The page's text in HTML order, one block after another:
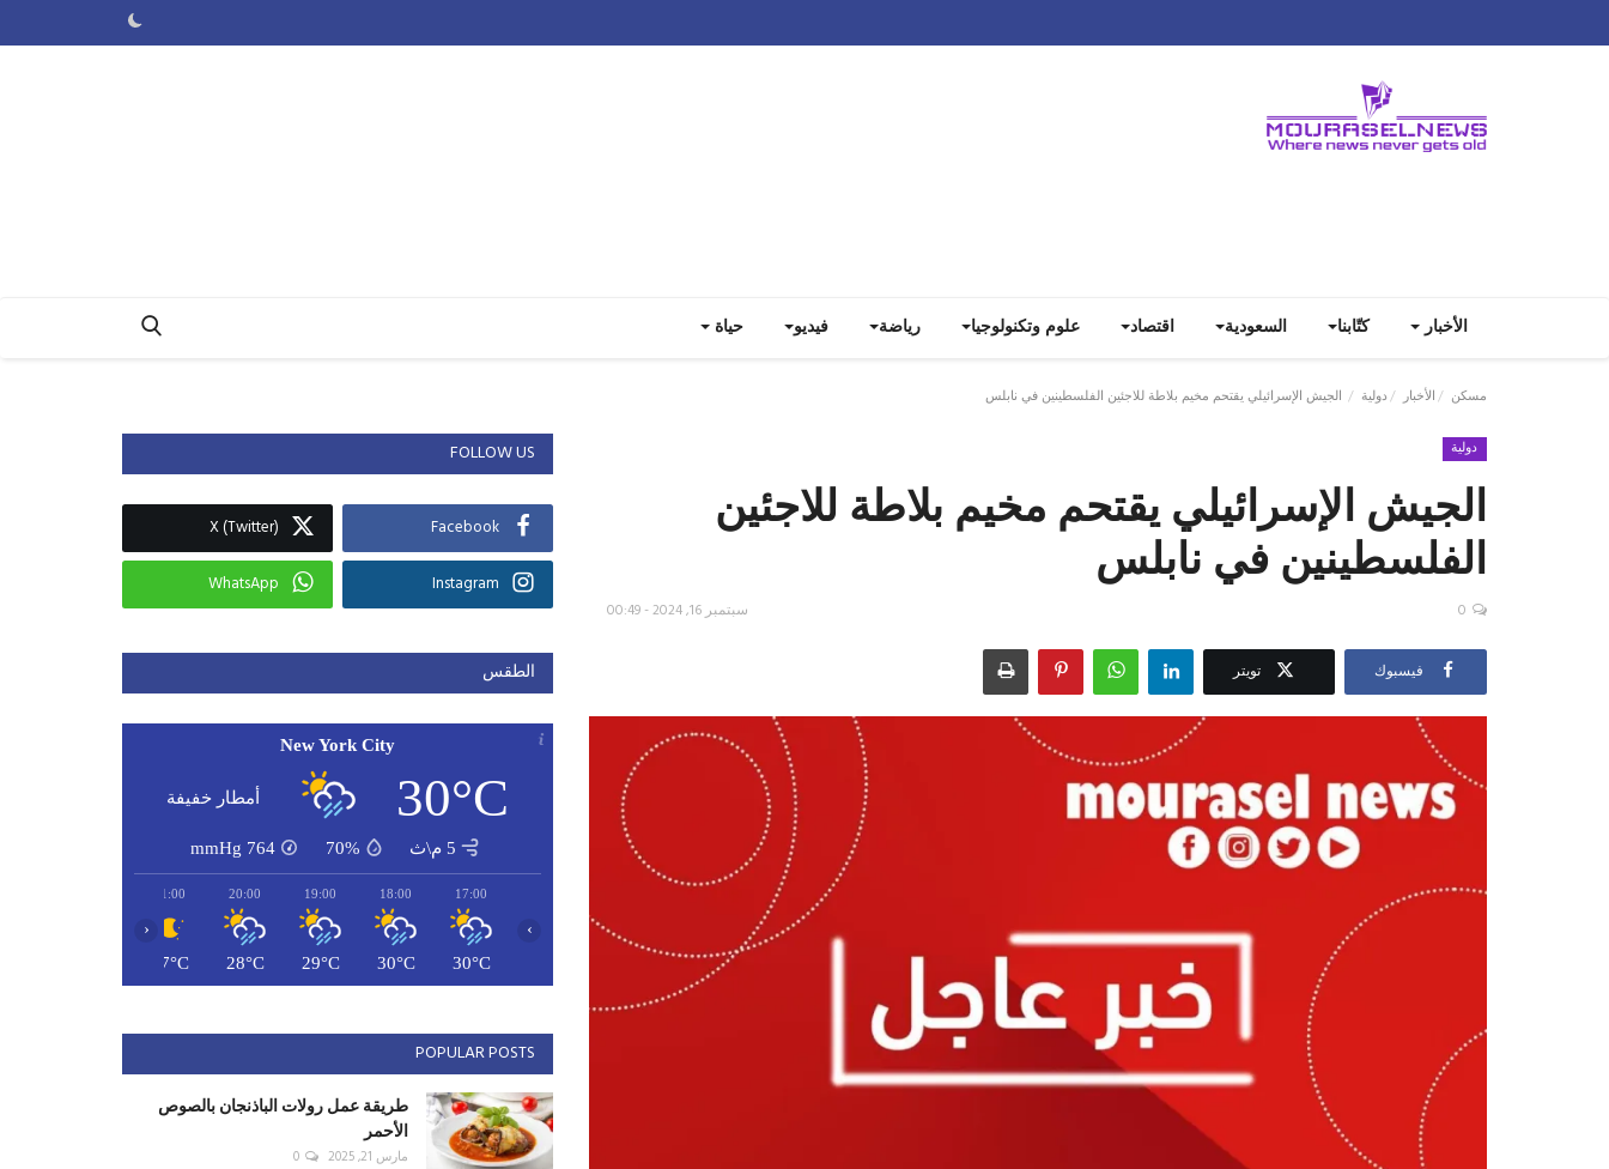
الأخبار كتّابنا السعودية اقتصاد علوم وتكنولوجيا رياضة فيديو حياة
مسكن الأخبار دولية الجيش الإسرائيلي يقتحم مخيم بلاطة للاجئين الفلسطينين في نابلس
دولية
الجيش الإسرائيلي يقتحم مخيم بلاطة للاجئين
الفلسطينين في نابلس
سبتمبر 16, 2024 - 00:49 0
فيسبوك تويتر
FOLLOW US
Facebook
X (Twitter)
Instagram
WhatsApp
الطقس
New York City
30°C أمطار خفيفة
5 م\ث 70%
764
mmHg
17:00
30°C
18:00
30°C
19:00
29°C
20:00
28°C
21:00
27°C
‹ ›
POPULAR POSTS
طريقة عمل رولات الباذنجان بالصوص
الأحمر
مارس 21, 2025 0